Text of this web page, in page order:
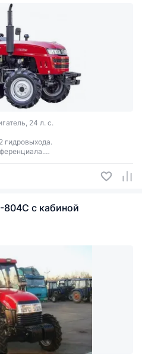
24 л. с.
гидровыхода.
804C c кабиной